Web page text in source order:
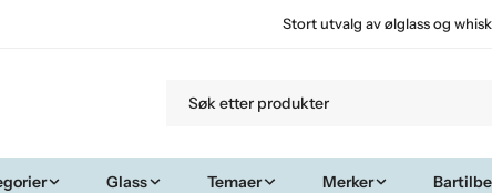
Stort utvalg av ølglass og
Glass Temaer Merker